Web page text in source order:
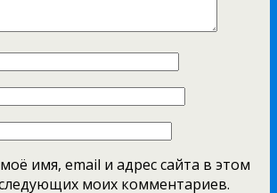
имя, email и адрес сайта в этом
моих комментариев.